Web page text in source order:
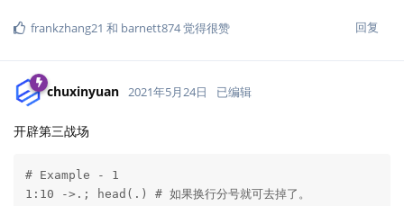
回复
frankzhang21 和 barnett874觉得很赞
chuxinyuan 2021年5月24日 已编辑
开辟第三战场
# Example - 1
1:10 ->.; head(.) # 如果换行分号就可去掉了。